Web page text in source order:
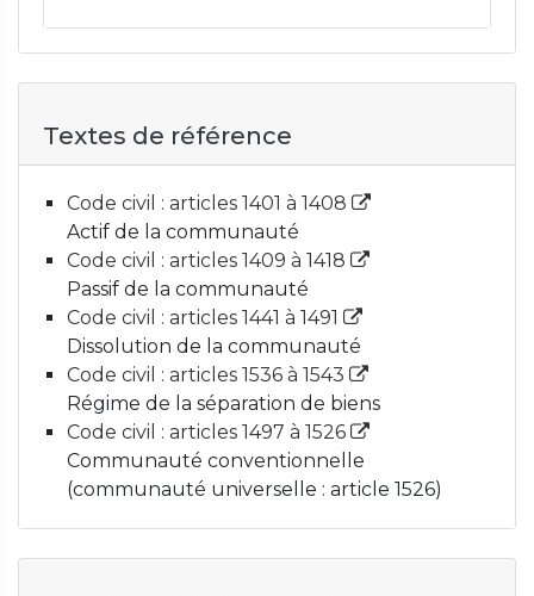
Textes de référence
Code civil : articles 1401 à 1408
Actif de la communauté
Code civil : articles 1409 à 1418
Passif de la communauté
Code civil : articles 1441 à 1491
Dissolution de la communauté
Code civil : articles 1536 à 1543
Régime de la séparation de biens
Code civil : articles 1497 à 1526
Communauté conventionnelle
(communauté universelle : article 1526)